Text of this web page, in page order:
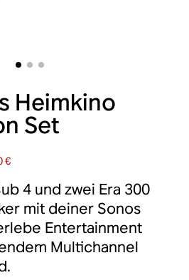
Heimkino
Set
€
4 und zwei Era 300
mit deiner Sonos
Entertainment
Multichannel